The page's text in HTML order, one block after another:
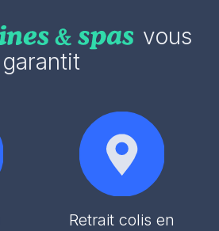
vous
garantit
Retrait colis en